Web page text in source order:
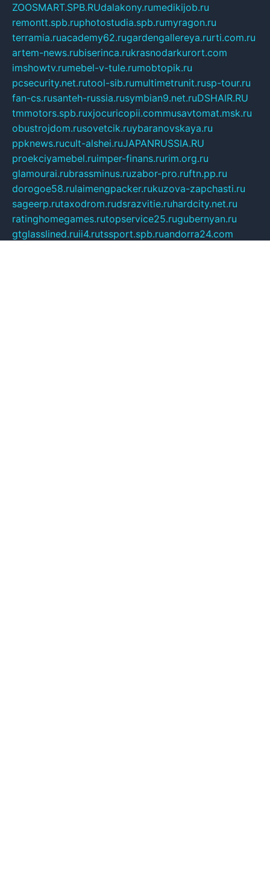
ZOOSMART.SPB.RUdalakony.rumedikijob.ru
remontt.spb.ruphotostudia.spb.rumyragon.ru
terramia.ruacademy62.rugardengallereya.rurti.com.ru
artem-news.rubiserinca.rukrasnodarkurort.com
imshowtv.rumebel-v-tule.rumobtopik.ru
pcsecurity.net.rutool-sib.rumultimetrunit.rusp-tour.ru
fan-cs.rusanteh-russia.rusymbian9.net.ruDSHAIR.RU
tmmotors.spb.ruxjocuricopii.commusavtomat.msk.ru
obustrojdom.rusovetcik.ruybaranovskaya.ru
ppknews.rucult-alshei.ruJAPANRUSSIA.RU
proekciyamebel.ruimper-finans.rurim.org.ru
glamourai.rubrassminus.ruzabor-pro.ruftn.pp.ru
dorogoe58.rulaimengpacker.rukuzova-zapchasti.ru
sageerp.rutaxodrom.rudsrazvitie.ruhardcity.net.ru
ratinghomegames.rutopservice25.rugubernyan.ru
gtglasslined.ruii4.rutssport.spb.ruandorra24.com